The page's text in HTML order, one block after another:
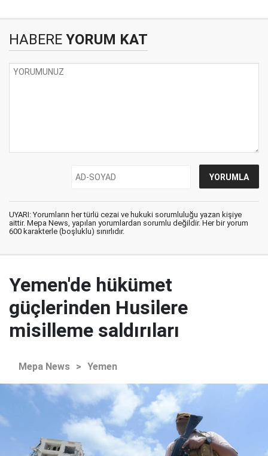
HABERE YORUM KAT
UYARI: Yorumların her türlü cezai ve hukuki sorumluluğu yazan kişiye
aittir. Mepa News, yapılan yorumlardan sorumlu değildir. Her bir yorum
600 karakterle (boşluklu) sınırlıdır.
Yemen'de hükümet
güçlerinden Husilere
misilleme saldırıları
Mepa News > Yemen